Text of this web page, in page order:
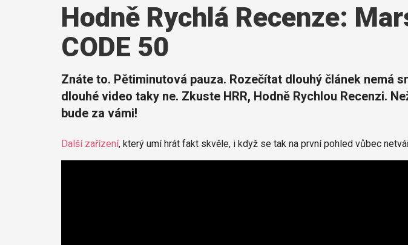
Hodně Rychlá Recenze:
CODE 50
Znáte to. Pětiminutová pauza. Rozečítat dlouhý článek nemá
dlouhé video taky ne. Zkuste HRR, Hodně Rychlou Recenzi.
bude za vámi!
Další zařízení, který umí hrát fakt skvěle, i když se tak na první pohled vůbec